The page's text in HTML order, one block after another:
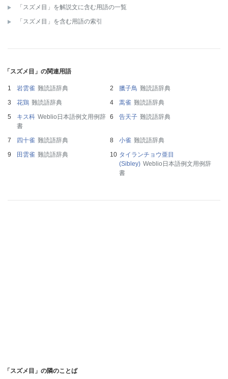
「スズメ目」を解説文に含む用語の一覧
「スズメ目」を含む用語の索引
「スズメ目」の関連用語
岩雲雀 難読語辞典 臘子鳥 難読語辞典
花鶏 難読語辞典 蒿雀 難読語辞典
キス科 Weblio日本語例文用例辞
書
告天子 難読語辞典
四十雀 難読語辞典 小雀 難読語辞典
田雲雀 難読語辞典
タイランチョウ亜目
(Sibley) Weblio日本語例文用例辞
書
「スズメ目」の隣のことば